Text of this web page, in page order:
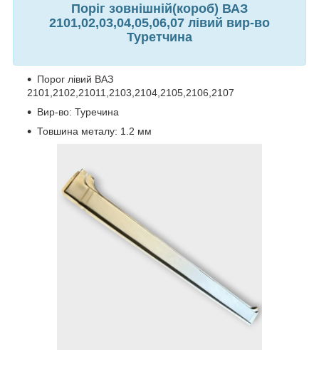
Поріг зовнішній(короб) ВАЗ
2101,02,03,04,05,06,07 лівий вир-во
Туретчина
Порог лівий ВАЗ
2101,2102,21011,2103,2104,2105,2106,2107
Вир-во: Туречина
Товшина металу: 1.2 мм